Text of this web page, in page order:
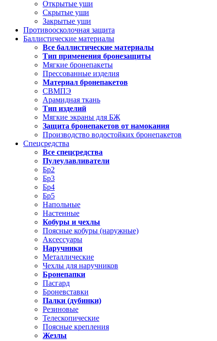
Открытые уши
Скрытые уши
Закрытые уши
Противоосколочная защита
Баллистические материалы
Все баллистические материалы
Тип применения бронезащиты
Мягкие бронепакеты
Прессованные изделия
Материал бронепакетов
СВМПЭ
Арамидная ткань
Тип изделий
Мягкие экраны для БЖ
Защита бронепакетов от намокания
Производство водостойких бронепакетов
Спецсредства
Все спецсредства
Пулеулавливатели
Бр2
Бр3
Бр4
Бр5
Напольные
Настенные
Кобуры и чехлы
Поясные кобуры (наружные)
Аксессуары
Наручники
Металлические
Чехлы для наручников
Бронепапки
Пасгард
Броневставки
Палки (дубинки)
Резиновые
Телескопические
Поясные крепления
Жезлы